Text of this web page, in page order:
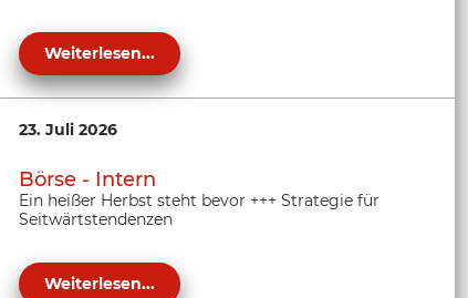
Weiterlesen...
23. Juli 2026
Börse - Intern
Ein heißer Herbst steht bevor +++ Strategie für
Seitwärtstendenzen
Weiterlesen...